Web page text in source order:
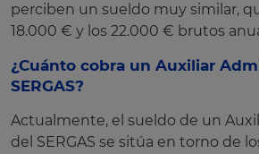
perciben un sueldo muy similar,
18.000 € y los 22.000 € brutos
¿Cuánto cobra un Auxiliar
SERGAS?
Actualmente, el sueldo de un
del SERGAS se sitúa en torno de